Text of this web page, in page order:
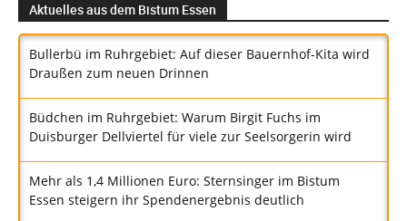
Aktuelles aus dem Bistum Essen
Bullerbü im Ruhrgebiet: Auf dieser Bauernhof-Kita wird
Draußen zum neuen Drinnen
Büdchen im Ruhrgebiet: Warum Birgit Fuchs im
Duisburger Dellviertel für viele zur Seelsorgerin wird
Mehr als 1,4 Millionen Euro: Sternsinger im Bistum
Essen steigern ihr Spendenergebnis deutlich